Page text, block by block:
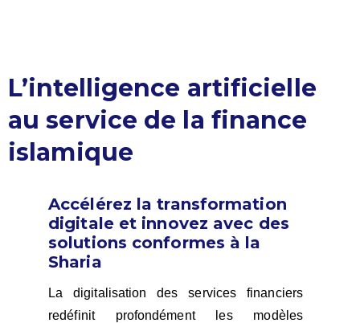
L’intelligence artificielle
au service de la finance
islamique
Accélérez la transformation
digitale et innovez avec des
solutions conformes à la
Sharia
La digitalisation des services financiers
redéfinit profondément les modèles